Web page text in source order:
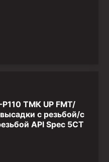
ТМК UP FMT/
с резьбой/с
API Spec 5CT